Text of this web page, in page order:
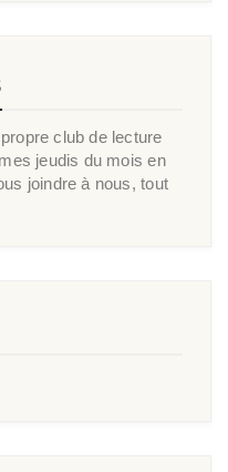
club de lecture
jeudis du mois en
joindre à nous, tout